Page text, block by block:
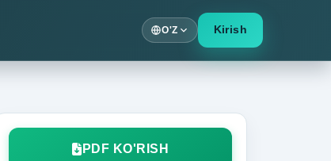
O'Z Kirish
PDF KO'RISH